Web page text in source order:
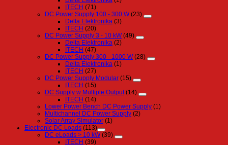
ITECH (71)
DC Power Supply 100 - 300 W (23)
Delta Elektronika (3)
ITECH (20)
DC Power Supply 3 - 10 kW (49)
Delta Elektronika (2)
ITECH (47)
DC Power Supply 300 - 1000 W (28)
Delta Elektronika (1)
ITECH (27)
DC Power Supply Modular (15)
ITECH (15)
DC Supply w Multiple Output (14)
ITECH (14)
Lower Power Bench DC Power Supply (1)
Multichannel DC Power Supply (2)
Solar Array Simulator (1)
Electronic DC Loads (113)
DC eLoads > 10 kW (39)
ITECH (39)